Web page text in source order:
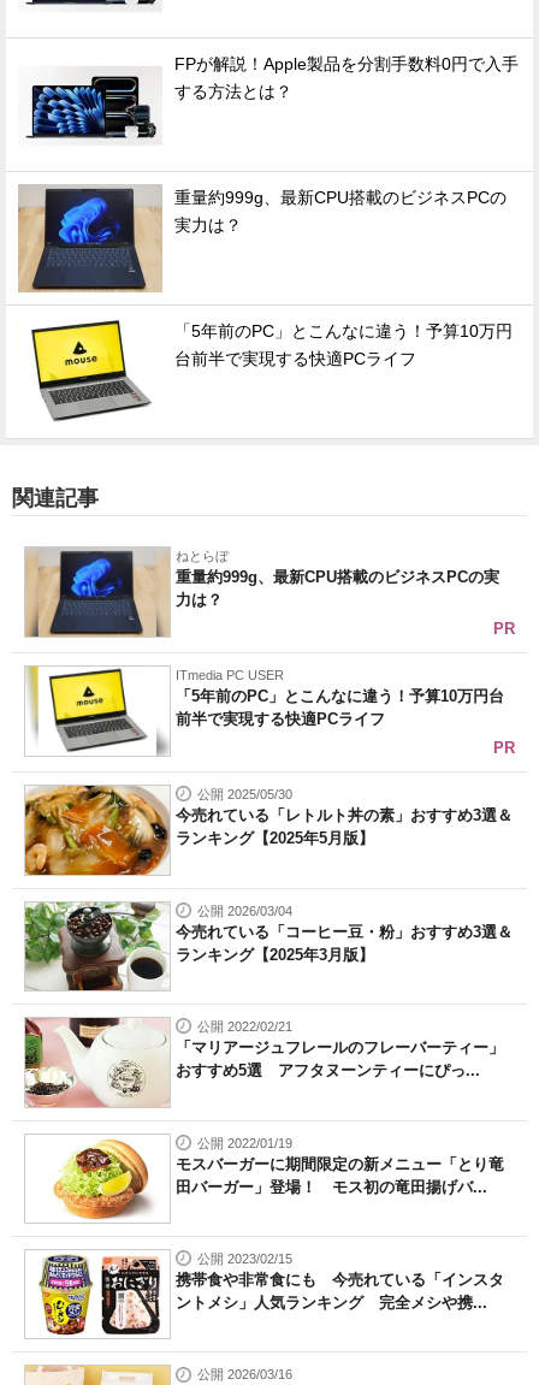
FPが解説！Apple製品を分割手数料0円で入手
する方法とは？
重量約999g、最新CPU搭載のビジネスPCの
実力は？
「5年前のPC」とこんなに違う！予算10万円
台前半で実現する快適PCライフ
関連記事
ねとらぼ
重量約999g、最新CPU搭載のビジネスPCの実
力は？
PR
ITmedia PC USER
「5年前のPC」とこんなに違う！予算10万円台
前半で実現する快適PCライフ
PR
公開 2025/05/30
今売れている「レトルト丼の素」おすすめ3選＆
ランキング【2025年5月版】
公開 2026/03/04
今売れている「コーヒー豆・粉」おすすめ3選＆
ランキング【2025年3月版】
公開 2022/02/21
「マリアージュフレールのフレーバーティー」
おすすめ5選 アフタヌーンティーにぴっ...
公開 2022/01/19
モスバーガーに期間限定の新メニュー「とり竜
田バーガー」登場！ モス初の竜田揚げバ...
公開 2023/02/15
携帯食や非常食にも 今売れている「インスタ
ントメシ」人気ランキング 完全メシや携...
公開 2026/03/16